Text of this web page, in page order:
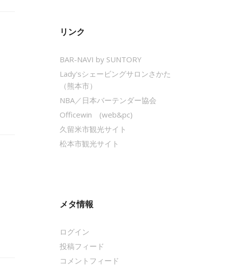
リンク
BAR-NAVI by SUNTORY
Lady'sシェービングサロンさかた
（熊本市）
NBA／日本バーテンダー協会
Officewin (web&pc)
久留米市観光サイト
松本市観光サイト
メタ情報
ログイン
投稿フィード
コメントフィード